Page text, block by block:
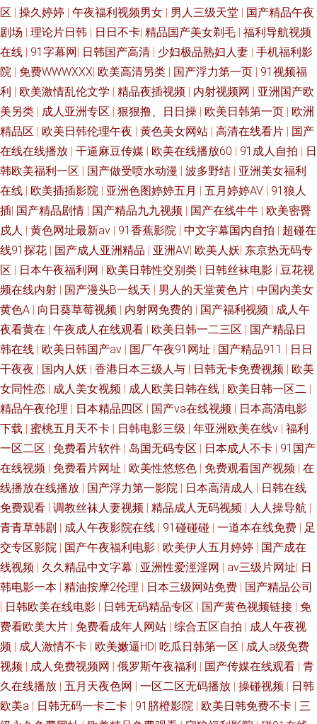
区 | 操久婷婷 | 午夜福利视频男女 | 男人三级天堂 | 国产精品午夜
剧场 | 理论片日韩 | 日日不卡| 精品国产美女剃毛 | 福利导航视频
在线 | 91字幕网| 日韩国产高清 | 少妇极品熟妇人妻 | 手机福利影
院 | 免费WWWXXX| 欧美高清另类 | 国产浮力第一页 | 91视频福
利 | 欧美激情乱伦文学 | 精品夜插视频 | 内射视频网 | 亚洲国产欧
美另类 | 成人亚洲专区 | 狠狠撸、日日操 | 欧美日韩第一页 | 欧洲
精品区 | 欧美日韩伦理午夜 | 黄色美女网站 | 高清在线看片 | 国产
在线在线播放 | 干逼麻豆传媒 | 欧美在线播放60 | 91成人自拍 | 日
韩欧美福利一区 | 国产做受喷水动漫 | 波多野结 | 亚洲美女福利
在线 | 欧美插插影院 | 亚洲色图婷婷五月 | 五月婷婷AV | 91狼人
插| 国产精品剧情 | 国产精品九九视频 | 国产在线牛牛 | 欧美密臀
戍人 | 黄色网址最新av | 91香蕉影院 | 中文字幕国内自拍 | 超碰在
线91探花 | 国产成人亚洲精品 | 亚洲AⅤ| 欧美人妖| 东京热无码专
区 | 日本午夜福利网 | 欧美日韩性交别类 | 日韩丝袜电影 | 豆花视
频在线内射 | 国产漫头B一线天 | 男人的天堂黄色片 | 中国内美女
黄色A | 向日葵草莓视频 | 内射网免费的 | 国产福利视频 | 成人午
夜看黄在 | 午夜成人在线观看 | 欧美日韩一二三区 | 国产精品日
韩在线 | 欧美日韩国产aⅴ | 国厂午夜91网址 | 国产精品911 | 日日
干夜夜 | 国内人妖 | 香港日本三级人与 | 日韩无卡免费视频 | 欧美
女同性恋 | 成人美女视频 | 成人欧美日韩在线 | 欧美日韩一区二 |
精品午夜伦理 | 日本精品四区 | 国产va在线视频 | 日本高清电影
下载 | 蜜桃五月天不卡 | 日韩电影三级 | 年亚洲欧美在线v | 福利
一区二区 | 免费看片软件 | 岛国无码专区 | 日本成人不卡 | 91国产
在线视频 | 免费看片网址 | 欧美性悠悠色 | 免费观看国产视频 | 在
线播放在线播放 | 国产浮力第一影院 | 日本高清成人 | 日韩在线
免费观看 | 调教丝袜人妻视频 | 精品成人无码视频 | 人人操导航 |
青青草韩剧 | 成人午夜影院在线 | 91碰碰碰 | 一道本在线免费 | 足
交专区影院 | 国产午夜福利电影 | 欧美伊人五月婷婷 | 国产成在
线视频 | 久久精品中文字幕 | 亚洲性爱涇淫网 | av三级片网址| 日
韩电影一本 | 精油按摩2伦理 | 日本三级网站免费 | 国产精品公司
| 日韩欧美在线电影 | 日韩无码精品专区 | 国产黄色视频链接 | 免
费看欧美大片 | 免费看成年人网站 | 综合五区自拍 | 成人午夜视
频 | 成人激情不卡 | 欧美嫩逼HD| 吃瓜日韩第一区 | 成人a级免费
视频 | 成人免费视频网 | 俄罗斯午夜福利 | 国产传媒在线观看 | 青
久在线播放 | 五月天夜色网 | 一区二区无码播放 | 操碰视频 | 日韩
欧美a | 日韩无码一卡二卡 | 91脐橙影院 | 欧美日韩免费不卡 | 三